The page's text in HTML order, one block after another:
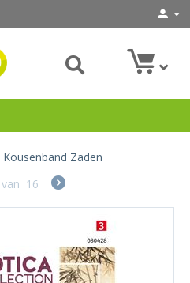
Kousenband Zaden
van 16